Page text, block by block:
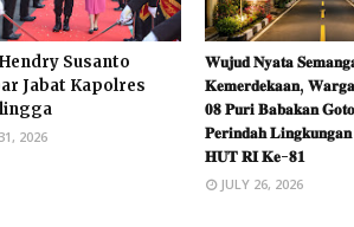
Susanto
Jabat Kapolres
2026
𝐖𝐮𝐣𝐮𝐝 𝐍𝐲𝐚𝐭𝐚
𝐊𝐞𝐦𝐞𝐫𝐝𝐞𝐤𝐚𝐚𝐧,
𝟎𝟖 𝐏𝐮𝐫𝐢 𝐁𝐚𝐛𝐚𝐤𝐚𝐧
𝐏𝐞𝐫𝐢𝐧𝐝𝐚𝐡
𝐇𝐔𝐓 𝐑𝐈 𝐊𝐞-𝟖𝟏 ​
JULY 26, 2026